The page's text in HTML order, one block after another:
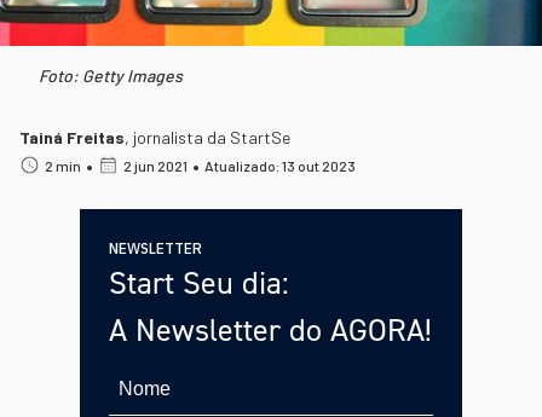
Foto: Getty Images
Tainá Freitas, jornalista da StartSe
2 min • 2 jun 2021 • Atualizado: 13 out 2023
NEWSLETTER
Start Seu dia:
A Newsletter do AGORA!